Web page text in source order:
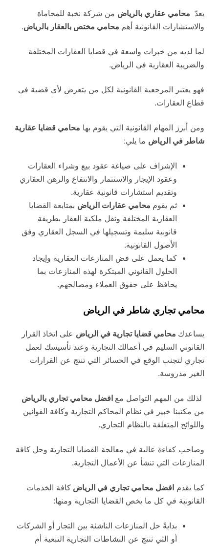
يعدّ محامي عقاري بالرياض من شركة نخبة للمحاماة
والاستشارات القانونية أهم محامي مختص بالعقار بالرياض.
لما لديه من خبرات واسعة في قضايا العقارات المختلفة
والضريبة العقارية في الرياض.
فهو يعتبر المرجعية القانونية لكل من يتعرض لأي قضية في
قطاع العقارات.
ومن أبرز المهام القانونية التي يقوم بها محامي قضايا عقارية
شاطر في الرياض ما يلي:
الإشراف على صياغة عقود بيع وشراء العقارات
وعقود الإيجار والاستثمار والانتفاع والرهن العقاري
وتقديم استشارات قانونية عقارية.
ثم يقوم محامي عقارات الرياض بمتابعة القضايا
العقارية المختلفة ونقل ملكية العقار بطريقة
قانونية سليمة وتسجيلها في السجل العقاري وفق
الأصول القانونية.
كما يعمل على فض المنازعات العقارية وإيجاد
الحلول القانوني المبتكرة لهذه المنازعات بما
يحافظ على حقوق العملاء ومصالحهم.
محامي تجاري شاطر في الرياض
يساعدك محامي قضايا تجارية في الرياض على اتخاذ القرار
القانوني السليم في أعمالك التجارية وعند تأسيسك لعمل
تجاري لتجنب الوقع في الخسائر التي تنتج عن القرارات
الغير مدروسة.
لذلك من المهم التواصل مع افضل محامي تجاري بالرياض
من مكتبنا خبير في نظام المحاكم التجارية وكافة القوانين
واللوائح المتعلقة بالنظام التجاري.
وصاحب كفاءة عالية في معالجة القضايا التجارية وحل كافة
المنازعات التي تنشأ عن الأعمال التجارية.
كما يقدم افضل محامي تجاري في الرياض كافة الخدمات
القانونية في كل ما يخص القضايا التجارية ومنها:
بدايةً حل المنازعات الناشئة بين التجار أو الشركات
أو التي تنتج عن النشاطات التجارية التبعية أم